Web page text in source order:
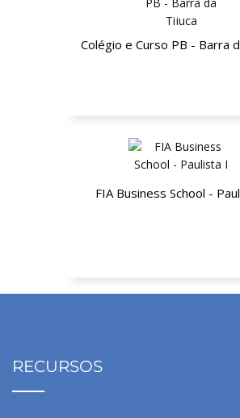
Colégio e Curso PB - Barra
FIA Business School -
RECURSOS